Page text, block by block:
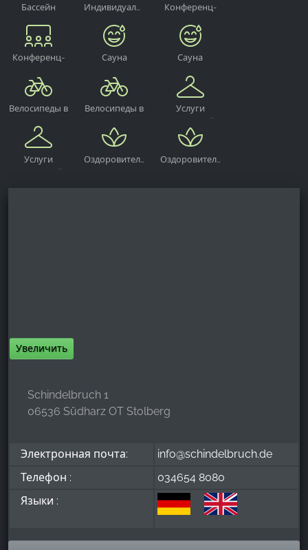
Бассейн
Индивидуальная
Конференц-
Конференц-
Сауна Сауна
Велосипеды в
Велосипеды в
Услуги
прачечной
Услуги
прачечной
ОздоровительныйОздоровительный
Увеличить
Schindelbruch 1
06536 Südharz OT Stolberg
Электронная почта:
info@schindelbruch.de
Телефон :
034654 8080
Языки :